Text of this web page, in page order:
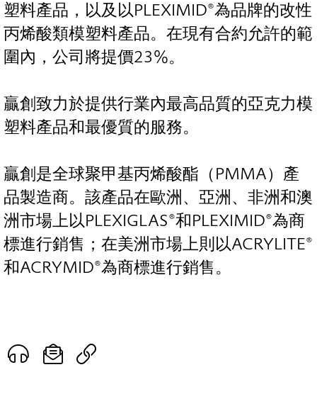
塑料產品，以及以PLEXIMID®為品牌的改性
丙烯酸類模塑料產品。在現有合約允許的範
圍內，公司將提價23%。
贏創致力於提供行業內最高品質的亞克力模
塑料產品和最優質的服務。
贏創是全球聚甲基丙烯酸酯（PMMA）產
品製造商。該產品在歐洲、亞洲、非洲和澳
洲市場上以PLEXIGLAS®和PLEXIMID®為商
標進行銷售；在美洲市場上則以ACRYLITE®
和ACRYMID®為商標進行銷售。